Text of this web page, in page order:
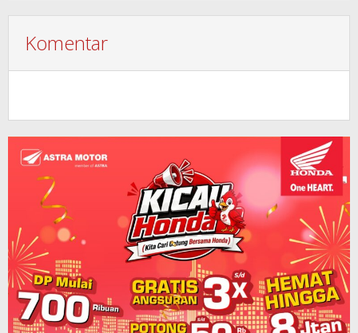
Komentar